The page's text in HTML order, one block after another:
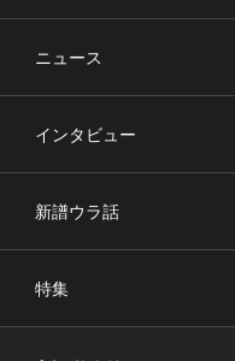
ニュース
インタビュー
新譜ウラ話
特集